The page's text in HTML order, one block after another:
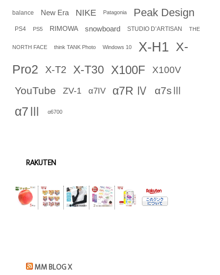
balance New Era NIKE Patagonia Peak Design
PS4 PS5 RIMOWA snowboard STUDIO D’ARTISAN THE
NORTH FACE think TANK Photo Windows 10 X-H1 X-
Pro2
X-T2 X-T30 X100F X100V
YouTube ZV-1 α7IV α7R Ⅳ α7sⅢ
α7Ⅲ α6700
RAKUTEN
MM BLOG X